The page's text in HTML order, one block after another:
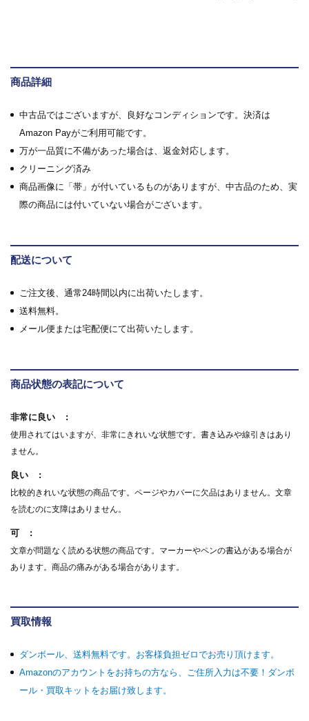
商品詳細
中古品ではございますが、良好なコンディションです。決済は
Amazon Payがご利用可能です。
万が一品質に不備があった場合は、返金対応します。
クリーニング済み
商品画像に「帯」が付いているものがありますが、中古品のため、実
際の商品には付いていない場合がございます。
配送について
ご注文後、通常24時間以内に出荷いたします。
送料無料。
メール便または宅配便にて出荷いたします。
商品状態の表記について
非常に良い
使用されてはいますが、非常にきれいな状態です。書き込みや線引きはあり
ません。
良い
比較的きれいな状態の商品です。ページやカバーに欠品はありません。文章
を読むのに支障はありません。
可
文章が問題なく読める状態の商品です。マーカーやペンの書込がある場合が
あります。商品の痛みがある場合があります。
買取情報
ダンボール、送料無料です。お客様負担ゼロでお売り頂けます。
Amazonのアカウントをお持ちの方なら、ご住所入力は不要！ダンボ
ール・買取キットをお届け致します。